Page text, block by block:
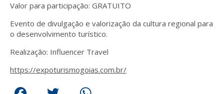
Valor para participação: GRATUITO
Evento de divulgação e valorização da cultura regional para
o desenvolvimento turístico.
Realização: Influencer Travel
https://expoturismogoias.com.br/